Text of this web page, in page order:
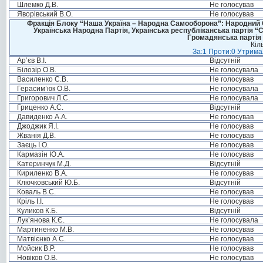
Шлемко Д.В.
Не голосував
Яворівський В.О.
Не голосував
Фракція Блоку “Наша Україна – Народна Самооборона”: Народний
Українська Народна Партія, Українська республіканська
Громадянська
За:1 Проти:0
Ар’єв В.І.
Відсутній
Білозір О.В.
Не голосувала
Василенко С.В.
Не голосував
Герасим’юк О.В.
Не голосувала
Григорович Л.С.
Не голосувала
Гриценко А.С.
Відсутній
Давиденко А.А.
Не голосував
Джоджик Я.І.
Не голосував
Жванія Д.В.
Не голосував
Заєць І.О.
Не голосував
Кармазін Ю.А.
Не голосував
Катеринчук М.Д.
Відсутній
Кириленко В.А.
Не голосував
Ключковський Ю.Б.
Відсутній
Коваль В.С.
Не голосував
Кріль І.І.
Не голосував
Куликов К.Б.
Відсутній
Лук’янова К.Є.
Не голосувала
Мартиненко М.В.
Не голосував
Матвієнко А.С.
Не голосував
Мойсик В.Р.
Не голосував
Новіков О.В.
Не голосував